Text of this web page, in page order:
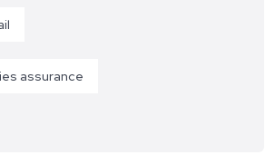
assurance